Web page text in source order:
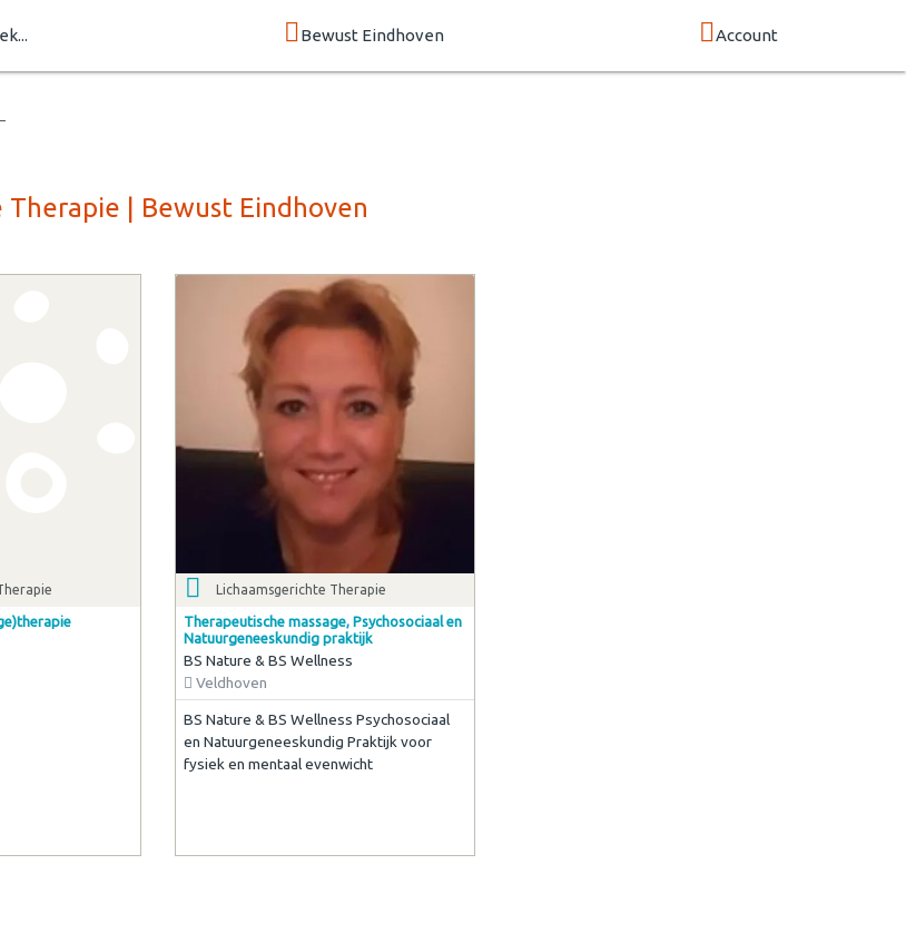
Bewust Eindhoven Account
| Bewust Eindhoven
Lichaamsgerichte Therapie
Therapeutische massage, Psychosociaal en
Natuurgeneeskundig praktijk
BS Nature & BS Wellness
Veldhoven
BS Nature & BS Wellness Psychosociaal
en Natuurgeneeskundig Praktijk voor
fysiek en mentaal evenwicht